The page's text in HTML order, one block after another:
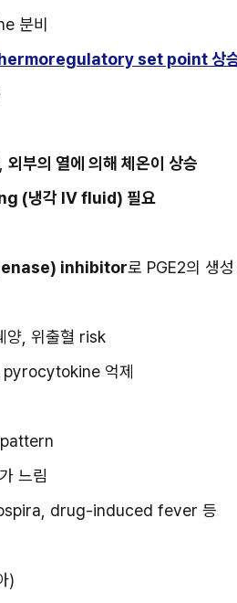
분비
set point 상
외부의 열에 의해 체온이 상승
(냉각 IV fluid) 필요
inhibitor로 PGE2의 생성
양, 위출혈 risk
억제
pattern
느림
drug-induced fever 등
)